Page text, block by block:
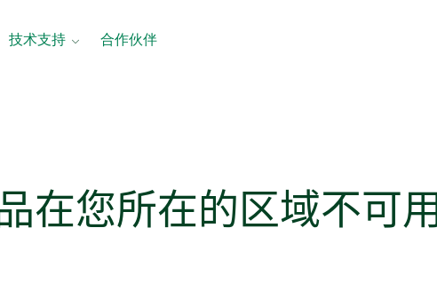
技术支持 合作伙伴
在您所在的 区域不可用